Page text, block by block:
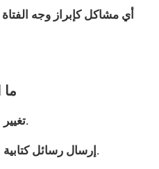
أي مشاكل كإبراز وجه
1 – تغيير نوع الخط واللون و الحجم.
2 – إرسال رسائل كتابية خاصّة و عامة غير محدودة.